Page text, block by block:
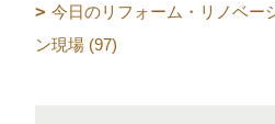
今日のリフォーム・リノベー
ン現場 (97)